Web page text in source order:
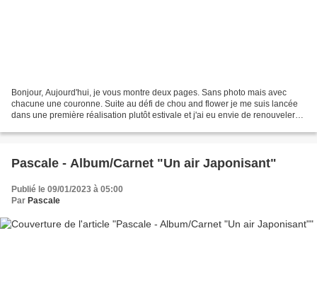
Bonjour, Aujourd'hui, je vous montre deux pages. Sans photo mais avec
chacune une couronne. Suite au défi de chou and flower je me suis lancée
dans une première réalisation plutôt estivale et j'ai eu envie de renouveler
Pascale - Album/Carnet "Un air Japonisant"
Publié le 09/01/2023 à 05:00
Par Pascale